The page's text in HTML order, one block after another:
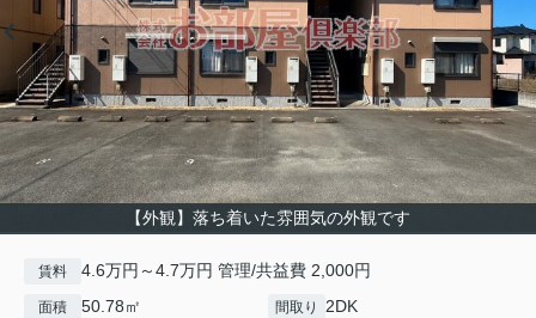
【外観】落ち着いた雰囲気の外観です
賃料 4.6万円～4.7万円 管理/共益費 2,000円
面積 50.78㎡ 間取り 2DK